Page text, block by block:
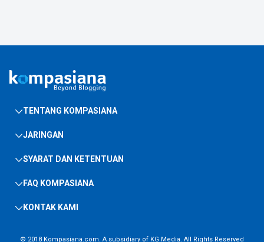
TENTANG KOMPASIANA
JARINGAN
SYARAT DAN KETENTUAN
FAQ KOMPASIANA
KONTAK KAMI
© 2018 Kompasiana.com. A subsidiary of KG Media. All Rights Reserved